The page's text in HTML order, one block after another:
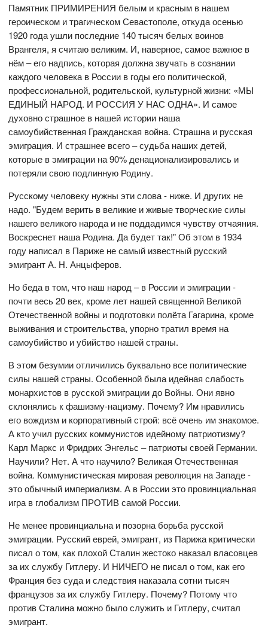
Памятник ПРИМИРЕНИЯ белым и красным в нашем
героическом и трагическом Севастополе, откуда осенью
1920 года ушли последние 140 тысяч белых воинов
Врангеля, я считаю великим. И, наверное, самое важное в
нём – его надпись, которая должна звучать в сознании
каждого человека в России в годы его политической,
профессиональной, родительской, культурной жизни: «МЫ
ЕДИНЫЙ НАРОД. И РОССИЯ У НАС ОДНА». И самое
духовно страшное в нашей истории наша
самоубийственная Гражданская война. Страшна и русская
эмиграция. И страшнее всего – судьба наших детей,
которые в эмиграции на 90% денационализировались и
потеряли свою подлинную Родину.
Русскому человеку нужны эти слова - ниже. И других не
надо. "Будем верить в великие и живые творческие силы
нашего великого народа и не поддадимся чувству отчаяния.
Воскреснет наша Родина. Да будет так!" Об этом в 1934
году написал в Париже не самый известный русский
эмигрант А. Н. Анцыферов.
Но беда в том, что наш народ – в России и эмиграции -
почти весь 20 век, кроме лет нашей священной Великой
Отечественной войны и подготовки полёта Гагарина, кроме
выживания и строительства, упорно тратил время на
самоубийство и убийство нашей страны.
В этом безумии отличились буквально все политические
силы нашей страны. Особенной была идейная слабость
монархистов в русской эмиграции до Войны. Они явно
склонялись к фашизму-нацизму. Почему? Им нравились
его вождизм и корпоративный строй: всё очень им знакомое.
А кто учил русских коммунистов идейному патриотизму?
Карл Маркс и Фридрих Энгельс – патриоты своей Германии.
Научили? Нет. А что научило? Великая Отечественная
война. Коммунистическая мировая революция на Западе -
это обычный империализм. А в России это провинциальная
игра в глобализм ПРОТИВ самой России.
Не менее провинциальна и позорна борьба русской
эмиграции. Русский еврей, эмигрант, из Парижа критически
писал о том, как плохой Сталин жестоко наказал власовцев
за их службу Гитлеру. И НИЧЕГО не писал о том, как его
Франция без суда и следствия наказала сотни тысяч
французов за их службу Гитлеру. Почему? Потому что
против Сталина можно было служить и Гитлеру, считал
эмигрант.